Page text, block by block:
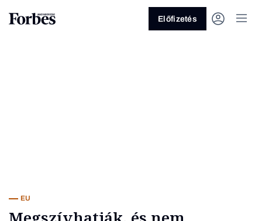
Előfizetés
EU